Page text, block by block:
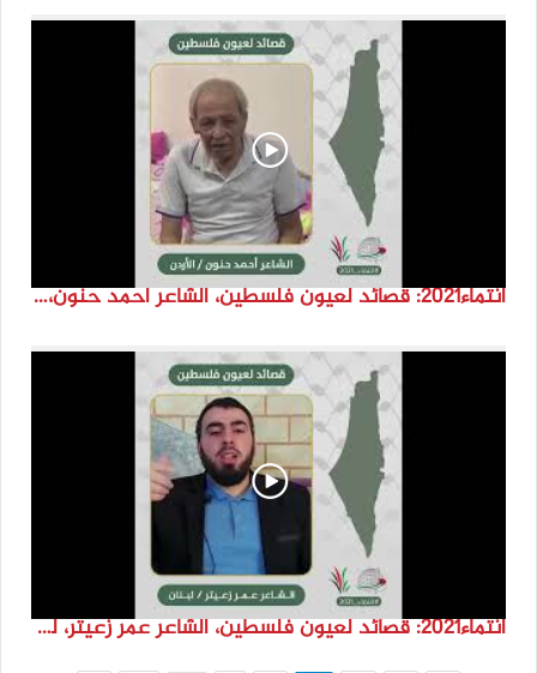
انتماء2021: قصائد لعيون فلسطين، الشاعر احمد حنون، الاردن
انتماء2021: قصائد لعيون فلسطين، الشاعر عمر زعيتر، لبنان